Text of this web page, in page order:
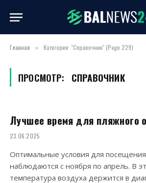
Главная » Категория: "Справочник" (Page 229)
ПРОСМОТР: СПРАВОЧНИК
Лучшее время для пляжного
23.06.2025
Оптимальные условия для
наблюдаются с ноября по апрель. В
температура воздуха держится в